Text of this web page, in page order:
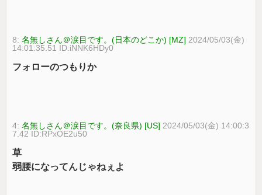
8:名無しさん＠涙目です。(日本のどこか) [MZ] 2024/05/03(金)
14:01:35.51 ID:iNNK6HDy0
フォローのつもりか
4:名無しさん＠涙目です。(奈良県) [US] 2024/05/03(金) 14:00:3
7.42 ID:RPxOE2u50
草
弱腰になってんじゃねぇよ